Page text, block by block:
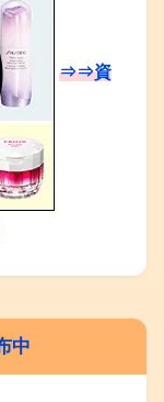
⇒⇒資
中